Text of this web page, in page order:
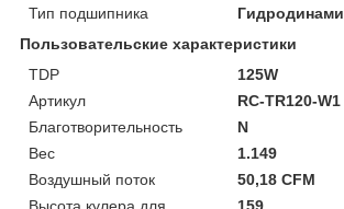
Тип подшипника
Пользовательские характеристики
TDP
125W
Артикул
RC-TR120-W1
Благотворительность
N
Вес
1.149
Воздушный поток
50,18 CFM
Высота кулера для
159